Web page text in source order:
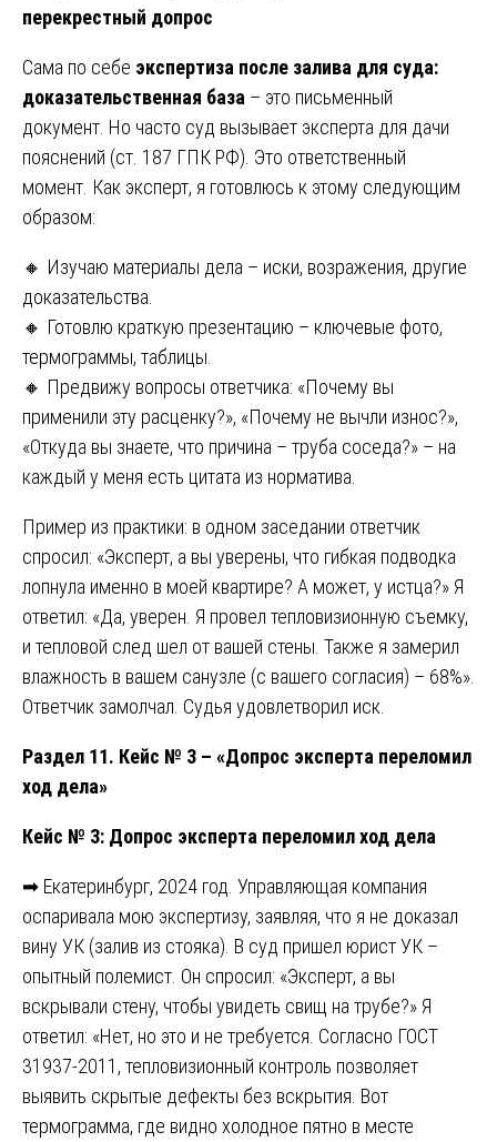
перекрестный допрос
Сама по себе экспертиза после залива для суда:
доказательственная база – это письменный
документ. Но часто суд вызывает эксперта для дачи
пояснений (ст. 187 ГПК РФ). Это ответственный
момент. Как эксперт, я готовлюсь к этому следующим
образом:
🔸 Изучаю материалы дела – иски, возражения, другие
доказательства.
🔸 Готовлю краткую презентацию – ключевые фото,
термограммы, таблицы.
🔸 Предвижу вопросы ответчика: «Почему вы
применили эту расценку?», «Почему не вычли износ?»,
«Откуда вы знаете, что причина – труба соседа?» – на
каждый у меня есть цитата из норматива.
Пример из практики: в одном заседании ответчик
спросил: «Эксперт, а вы уверены, что гибкая подводка
лопнула именно в моей квартире? А может, у истца?» Я
ответил: «Да, уверен. Я провел тепловизионную съемку,
и тепловой след шел от вашей стены. Также я замерил
влажность в вашем санузле (с вашего согласия) – 68%».
Ответчик замолчал. Судья удовлетворил иск.
Раздел 11. Кейс № 3 – «Допрос эксперта переломил
ход дела»
Кейс № 3: Допрос эксперта переломил ход дела
➡ Екатеринбург, 2024 год. Управляющая компания
оспаривала мою экспертизу, заявляя, что я не доказал
вину УК (залив из стояка). В суд пришел юрист УК –
опытный полемист. Он спросил: «Эксперт, а вы
вскрывали стену, чтобы увидеть свищ на трубе?» Я
ответил: «Нет, но это и не требуется. Согласно ГОСТ
31937-2011, тепловизионный контроль позволяет
выявить скрытые дефекты без вскрытия. Вот
термограмма, где видно холодное пятно в месте